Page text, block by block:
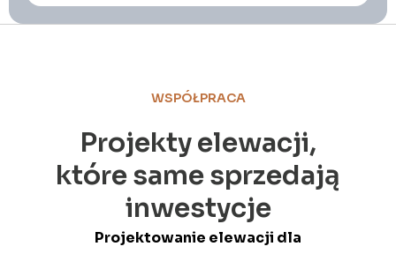
WSPÓŁPRACA
Projekty elewacji,
które same sprzedają
inwestycje
Projektowanie elewacji dla